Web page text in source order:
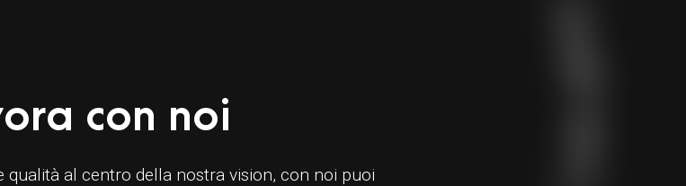
con noi
qualità al centro della nostra vision, con noi puoi